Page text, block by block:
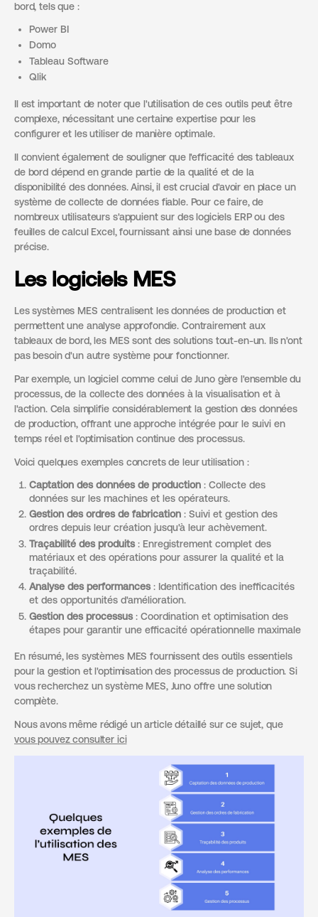
bord, tels que :
Power BI
Domo
Tableau Software
Qlik
Il est important de noter que l'utilisation de ces outils peut être
complexe, nécessitant une certaine expertise pour les
configurer et les utiliser de manière optimale.
Il convient également de souligner que l'efficacité des tableaux
de bord dépend en grande partie de la qualité et de la
disponibilité des données. Ainsi, il est crucial d'avoir en place un
système de collecte de données fiable. Pour ce faire, de
nombreux utilisateurs s'appuient sur des logiciels ERP ou des
feuilles de calcul Excel, fournissant ainsi une base de données
précise.
Les logiciels MES
Les systèmes MES centralisent les données de production et
permettent une analyse approfondie. Contrairement aux
tableaux de bord, les MES sont des solutions tout-en-un. Ils n'ont
pas besoin d'un autre système pour fonctionner.
Par exemple, un logiciel comme celui de Juno gère l'ensemble du
processus, de la collecte des données à la visualisation et à
l'action. Cela simplifie considérablement la gestion des données
de production, offrant une approche intégrée pour le suivi en
temps réel et l'optimisation continue des processus.
Voici quelques exemples concrets de leur utilisation :
Captation des données de production : Collecte des
données sur les machines et les opérateurs.
Gestion des ordres de fabrication : Suivi et gestion des
ordres depuis leur création jusqu'à leur achèvement.
Traçabilité des produits: Enregistrement complet des
matériaux et des opérations pour assurer la qualité et la
traçabilité.
Analyse des performances: Identification des inefficacités
et des opportunités d'amélioration.
Gestion des processus: Coordination et optimisation des
étapes pour garantir une efficacité opérationnelle maximale
En résumé, les systèmes MES fournissent des outils essentiels
pour la gestion et l'optimisation des processus de production. Si
vous recherchez un système MES, Juno offre une solution
complète.
Nous avons même rédigé un article détaillé sur ce sujet, que
vous pouvez consulter ici